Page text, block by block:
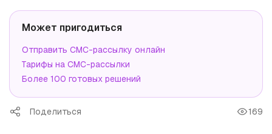
Может пригодиться
Отправить СМС-рассылку онлайн
Тарифы на СМС-рассылки
Более 100 готовых решений
Поделиться 169